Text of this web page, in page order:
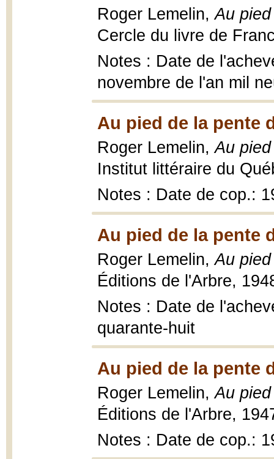
Roger Lemelin,Au
Cercle du livre de
Notes : Date de
novembre de l'an mil
Au pied de la pente
Roger Lemelin,Au
Institut littéraire du
Notes : Date de cop.:
Au pied de la pente
Roger Lemelin,Au
Éditions de l'Arbre,
Notes : Date de
quarante-huit
Au pied de la pente
Roger Lemelin,Au
Éditions de l'Arbre,
Notes : Date de cop.: